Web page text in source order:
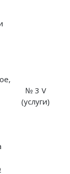
№ 3 V
(услуги)